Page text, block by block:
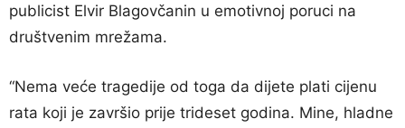
publicist Elvir Blagovčanin u emotivnoj poruci na
društvenim mrežama.
“Nema veće tragedije od toga da dijete plati cijenu
rata koji je završio prije trideset godina. Mine, hladne